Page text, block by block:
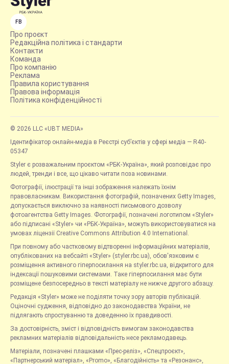
FB
Про проєкт
Редакційна політика і стандарти
Контакти
Команда
Про компанію
Реклама
Правила користування
Правова інформація
Політика конфіденційності
© 2026 LLC «UBT MEDIA»
Ідентифікатор онлайн-медіа в Реєстрі суб’єктів у сфері медіа — R40-
05347
Styler є розважальним проєктом «РБК-Україна», який розповідає про
людей, тренди і все, що цікаво читати поза новинами.
Фотографії, ілюстрації та інші зображення належать їхнім
правовласникам. Використання фотографій, позначених Getty Images,
допускається виключно за наявності письмового дозволу
фотоагентства Getty Images. Фотографії, позначені логотипом «Styler»
або підписані «Styler» чи «РБК-Україна», можуть використовуватися на
умовах ліцензії Creative Commons Attribution 4.0 International.
При повному або частковому відтворенні інформаційних матеріалів,
опублікованих на вебсайті «Styler» (styler.rbc.ua), обов'язковим є
розміщення активного гіперпосилання на styler.rbc.ua, відкритого для
індексації пошуковими системами. Таке гіперпосилання має бути
розміщене безпосередньо в тексті матеріалу не нижче другого абзацу.
Редакція «Styler» може не поділяти точку зору авторів публікацій.
Оціночні судження, відповідно до законодавства України, не
підлягають спростуванню та доведенню їх правдивості.
За достовірність, зміст і відповідність вимогам законодавства
рекламних матеріалів відповідальність несе рекламодавець.
Матеріали, позначені плашками «Прес-реліз», «Спецпроєкт»,
«Партнерський матеріал», «Promo», «Благодійність» та «Резонанс»,